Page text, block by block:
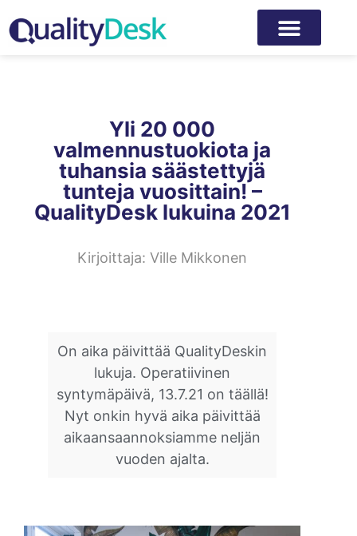
Yli 20 000
valmennustuokiota ja
tuhansia säästettyjä
tunteja vuosittain! –
QualityDesk lukuina 2021
Kirjoittaja: Ville Mikkonen
On aika päivittää QualityDeskin
lukuja. Operatiivinen
syntymäpäivä, 13.7.21 on täällä!
Nyt onkin hyvä aika päivittää
aikaansaannoksiamme neljän
vuoden ajalta.